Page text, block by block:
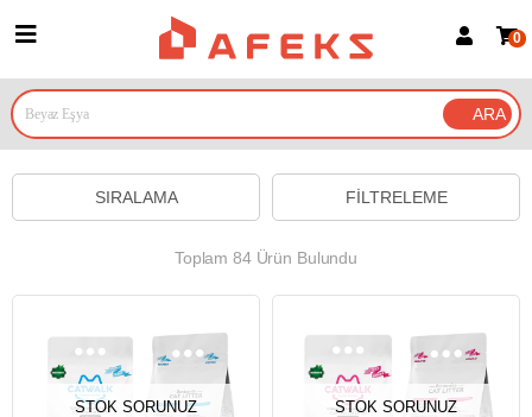
Google İle Bağlan
0
FILTRELEME
SIRALAMA
Toplam 84 Ürün Bulundu
STOK SORUNUZ STOK SORUNUZ